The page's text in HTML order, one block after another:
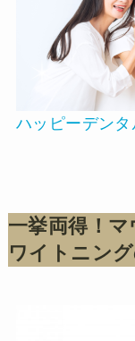
ハッピーデン
一挙両得！
ワイトニン